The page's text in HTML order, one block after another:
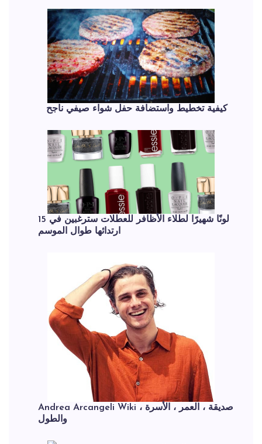
كيفية تخطيط واستضافة حفل شواء صيفي ناجح
15 لونًا شهيرًا لطلاء الأظافر للعطلات سترغبين في
ارتدائها طوال الموسم
Andrea Arcangeli Wiki ، صديقة ، العمر ، الأسرة
والطول